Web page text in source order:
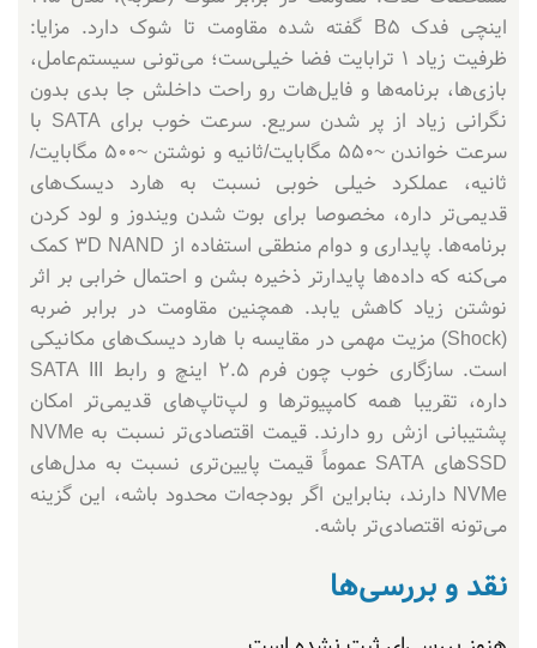
اینچی فدک B5 گفته شده مقاومت تا شوک دارد. مزایا:
ظرفیت زیاد 1 ترابایت فضا خیلی‌ست؛ می‌تونی سیستم‌عامل،
بازی‌ها، برنامه‌ها و فایل‌هات رو راحت داخلش جا بدی بدون
نگرانی زیاد از پر شدن سریع. سرعت خوب برای SATA با
سرعت خواندن ~550 مگابایت/ثانیه و نوشتن ~500 مگابایت/
ثانیه، عملکرد خیلی خوبی نسبت به هارد دیسک‌های
قدیمی‌تر داره، مخصوصا برای بوت شدن ویندوز و لود کردن
برنامه‌ها. پایداری و دوام منطقی استفاده از 3D NAND کمک
می‌کنه که داده‌ها پایدارتر ذخیره بشن و احتمال خرابی بر اثر
نوشتن زیاد کاهش یابد. همچنین مقاومت در برابر ضربه
(Shock) مزیت مهمی در مقایسه با هارد دیسک‌های مکانیکی
است. سازگاری خوب چون فرم 2.5 اینچ و رابط SATA III
داره، تقریبا همه کامپیوترها و لپ‌تاپ‌های قدیمی‌تر امکان
پشتیبانی ازش رو دارند. قیمت اقتصادی‌تر نسبت به NVMe
SSDهای SATA عموماً قیمت پایین‌تری نسبت به مدل‌های
NVMe دارند، بنابراین اگر بودجه‌ات محدود باشه، این گزینه
می‌تونه اقتصادی‌تر باشه.
نقد و بررسی‌ها